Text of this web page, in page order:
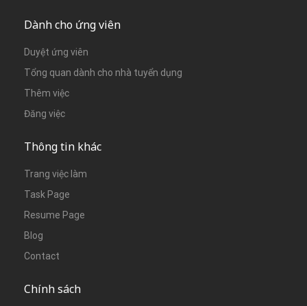
Dành cho ứng viên
Duyệt ứng viên
Tổng quan dành cho nhà tuyển dụng
Thêm việc
Đăng việc
Thông tin khác
Trang việc làm
Task Page
Resume Page
Blog
Contact
Chính sách